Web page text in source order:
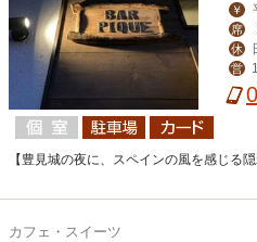
￥
席
休
営
【豊見城の夜に、スペインの風を感じる隠
カフェ・スイーツ